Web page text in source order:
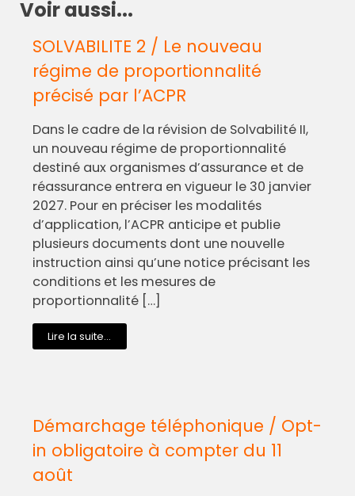
Voir aussi...
SOLVABILITE 2 / Le nouveau
régime de proportionnalité
précisé par l’ACPR
Dans le cadre de la révision de Solvabilité II,
un nouveau régime de proportionnalité
destiné aux organismes d’assurance et de
réassurance entrera en vigueur le 30 janvier
2027. Pour en préciser les modalités
d’application, l’ACPR anticipe et publie
plusieurs documents dont une nouvelle
instruction ainsi qu’une notice précisant les
conditions et les mesures de
proportionnalité […]
Lire la suite...
Démarchage téléphonique / Opt-
in obligatoire à compter du 11
août